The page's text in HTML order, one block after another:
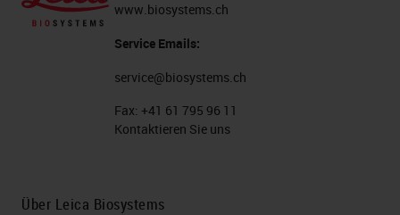
www.biosystems.ch
Service Emails:
service@biosystems.ch
Fax: +41 61 795 96 11
Kontaktieren Sie uns
Über Leica Biosystems